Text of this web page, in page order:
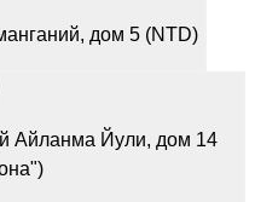
дом 5 (NTD)
Айланма Йули, дом 14